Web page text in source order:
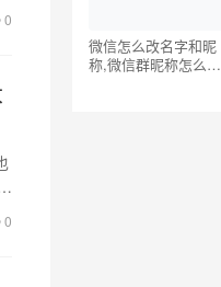
0
0
微信怎么改名字和昵
称,微信群昵称怎么改